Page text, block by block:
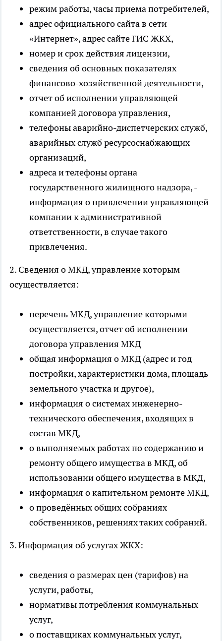
режим работы, часы приема потребителей,
адрес официального сайта в сети
«Интернет», адрес сайте ГИС ЖКХ,
номер и срок действия лицензии,
сведения об основных показателях
финансово-хозяйственной деятельности,
отчет об исполнении управляющей
компанией договора управления,
телефоны аварийно-диспетчерских служб,
аварийных служб ресурсоснабжающих
организаций,
адреса и телефоны органа
государственного жилищного надзора, -
информация о привлечении управляющей
компании к административной
ответственности, в случае такого
привлечения.
2. Сведения о МКД, управление которым
осуществляется:
перечень МКД, управление которыми
осуществляется, отчет об исполнении
договора управления МКД
общая информация о МКД (адрес и год
постройки, характеристики дома, площадь
земельного участка и другое),
информация о системах инженерно-
технического обеспечения, входящих в
состав МКД,
о выполняемых работах по содержанию и
ремонту общего имущества в МКД, об
использовании общего имущества в МКД,
информация о капительном ремонте МКД,
о проведённых общих собраниях
собственников, решениях таких собраний.
3. Информация об услугах ЖКХ:
сведения о размерах цен (тарифов) на
услуги, работы,
нормативы потребления коммунальных
услуг,
о поставщиках коммунальных услуг,